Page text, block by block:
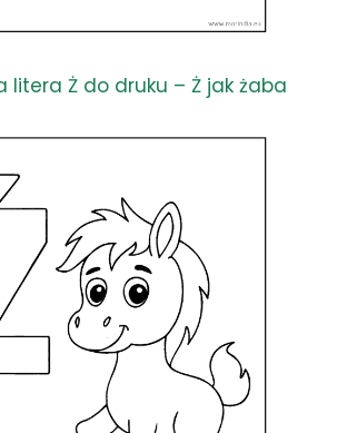
litera Ż do druku – Ż jak żaba